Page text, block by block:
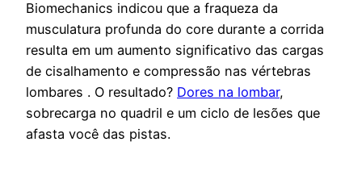
Biomechanics indicou que a fraqueza da
musculatura profunda do core durante a corrida
resulta em um aumento significativo das cargas
de cisalhamento e compressão nas vértebras
lombares . O resultado? Dores na lombar,
sobrecarga no quadril e um ciclo de lesões que
afasta você das pistas.